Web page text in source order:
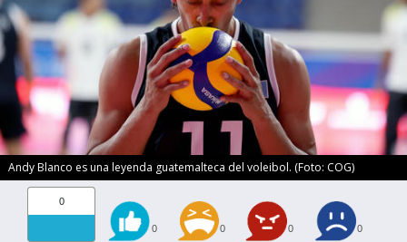
Andy Blanco es una leyenda guatemalteca del voleibol. (Foto: COG)
0
0 0 0 0